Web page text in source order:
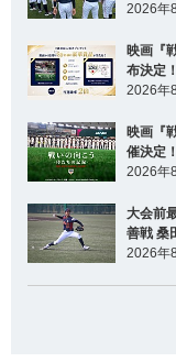
2026年
映画『
布決定！
2026年
映画『
催決定！
2026年
大会前
善戦 桑
2026年